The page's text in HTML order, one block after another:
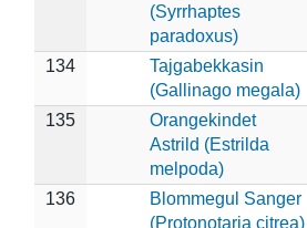
(Syrrhaptes
paradoxus)
134
Tajgabekkasin
(Gallinago megala)
135
Orangekindet
Astrild (Estrilda
melpoda)
136
Blommegul Sanger
(Protonotaria citrea)